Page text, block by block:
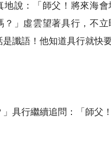
地說：「師父！將來海
？」虛雲望著具行，不
讖語！他知道具行就快
」具行繼續追問：「師父